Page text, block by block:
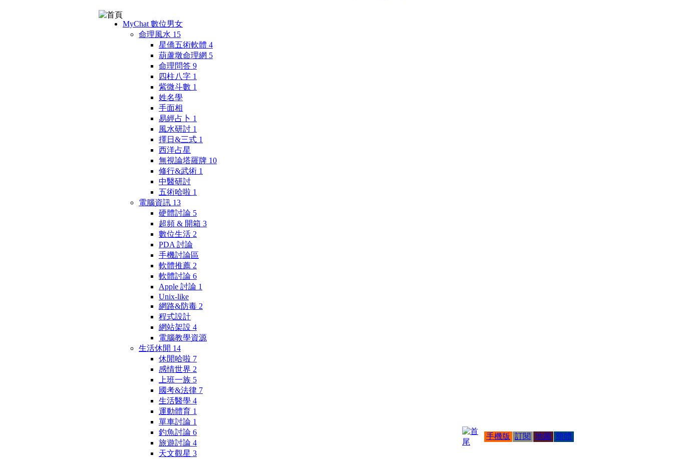
MyChat 數位男女
命理風水 15
星僑五術軟體 4
葫蘆墩命理網 5
命理問答 9
四柱八字 1
紫微斗數 1
姓名學
手面相
易經占卜 1
風水研討 1
擇日&三式 1
西洋占星
無視論塔羅牌 10
修行&武術 1
中醫研討
五術哈啦 1
電腦資訊 13
硬體討論 5
超頻 & 開箱 3
數位生活 2
PDA 討論
手機討論區
軟體推薦 2
軟體討論 6
Apple 討論 1
Unix-like
網路&防毒 2
程式設計
網站架設 4
電腦教學資源
生活休閒 14
休閒哈啦 7
感情世界 2
上班一族 5
國考&法律 7
生活醫學 4
運動體育 1
單車討論 1
釣魚討論 6
旅遊討論 4
天文觀星 3
手機版 訂閱 地圖 簡體